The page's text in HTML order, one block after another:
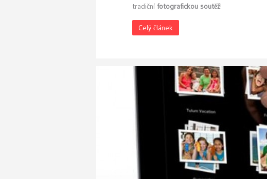
tradiční fotografickou soutěž!
Celý článek